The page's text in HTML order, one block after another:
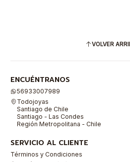
VOLVER
ENCUÉNTRANOS
56933007989
Todojoyas
Santiago de Chile
Santiago - Las Condes
Región Metropolitana - Chile
SERVICIO AL CLIENTE
Términos y Condiciones